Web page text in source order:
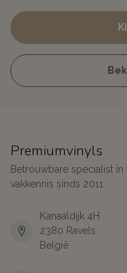
Premiumvinyls
Betrouwbare specialist
vakkennis sinds 2011
Kanaaldijk 4H
2380 Ravels
België